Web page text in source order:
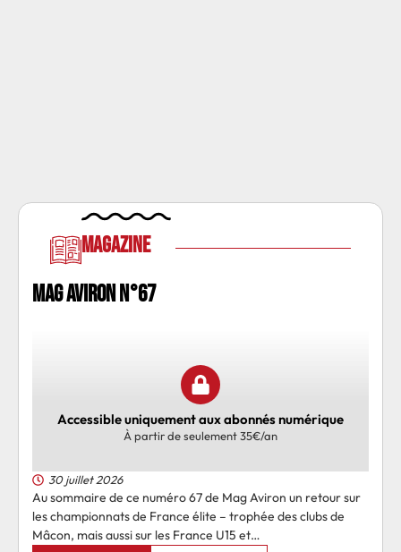
Magazine
MAG AVIRON N°67
Accessible uniquement aux abonnés numérique
À partir de seulement 35€/an
30 juillet 2026
Au sommaire de ce numéro 67 de Mag Aviron un retour sur
les championnats de France élite – trophée des clubs de
Mâcon, mais aussi sur les France U15 et…